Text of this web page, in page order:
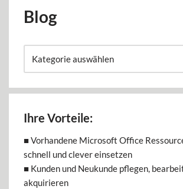
Blog
Ihre Vorteile:
■ Vorhandene Microsoft Office
schnell und clever einsetzen
■ Kunden und Neukunde pflegen,
akquirieren